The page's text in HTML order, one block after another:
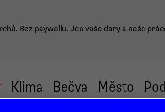
Bez paywallu. Jen vaše dary a naše
Klima Bečva Město